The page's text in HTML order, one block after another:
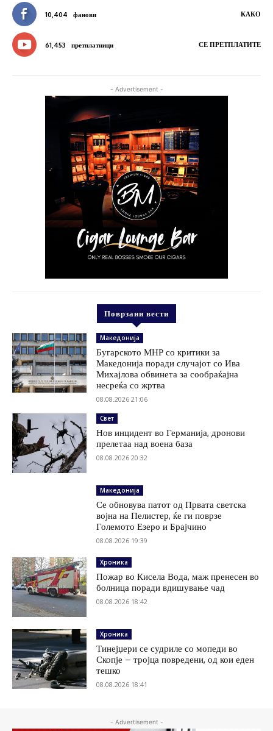
10,404 фанови КАКО
61,453 претплатници СЕ ПРЕТПЛАТИТЕ
- Advertisement -
Поврзани вести
Македонија
Бугарското МНР со критики за
Македонија поради случајот со Ива
Михајлова обвинета за сообраќајна
несреќа со жртва
08.08.2026 21:06
Свет
Нов инцидент во Германија, дронови
прелетаа над воена база
08.08.2026 20:32
Македонија
Се обновува патот од Првата светска
војна на Пелистер, ќе ги поврзе
Големото Езеро и Брајчино
08.08.2026 19:39
Хроника
Пожар во Кисела Вода, маж пренесен во
болница поради вдишување чад
08.08.2026 18:42
Хроника
Тинејџери се судриле со мопеди во
Скопје – тројца повредени, од кои еден
тешко
08.08.2026 18:41
- Advertisement -